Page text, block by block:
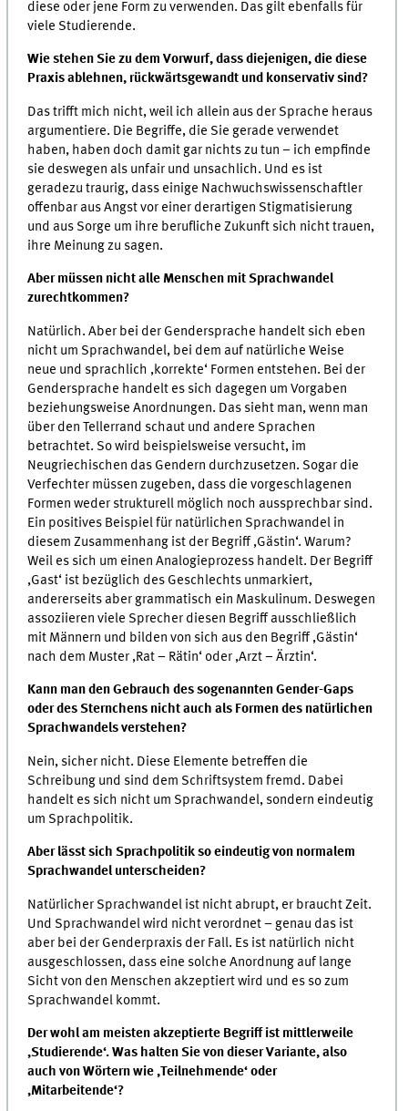
diese oder jene Form zu verwenden. Das gilt ebenfalls für
viele Studierende.
Wie stehen Sie zu dem Vorwurf, dass diejenigen, die diese
Praxis ablehnen, rückwärtsgewandt und konservativ sind?
Das trifft mich nicht, weil ich allein aus der Sprache heraus
argumentiere. Die Begriffe, die Sie gerade verwendet
haben, haben doch damit gar nichts zu tun – ich empfinde
sie deswegen als unfair und unsachlich. Und es ist
geradezu traurig, dass einige Nachwuchswissenschaftler
offenbar aus Angst vor einer derartigen Stigmatisierung
und aus Sorge um ihre berufliche Zukunft sich nicht trauen,
ihre Meinung zu sagen.
Aber müssen nicht alle Menschen mit Sprachwandel
zurechtkommen?
Natürlich. Aber bei der Gendersprache handelt sich eben
nicht um Sprachwandel, bei dem auf natürliche Weise
neue und sprachlich ,korrekte‘ Formen entstehen. Bei der
Gendersprache handelt es sich dagegen um Vorgaben
beziehungsweise Anordnungen. Das sieht man, wenn man
über den Tellerrand schaut und andere Sprachen
betrachtet. So wird beispielsweise versucht, im
Neugriechischen das Gendern durchzusetzen. Sogar die
Verfechter müssen zugeben, dass die vorgeschlagenen
Formen weder strukturell möglich noch aussprechbar sind.
Ein positives Beispiel für natürlichen Sprachwandel in
diesem Zusammenhang ist der Begriff ,Gästin‘. Warum?
Weil es sich um einen Analogieprozess handelt. Der Begriff
,Gast‘ ist bezüglich des Geschlechts unmarkiert,
andererseits aber grammatisch ein Maskulinum. Deswegen
assoziieren viele Sprecher diesen Begriff ausschließlich
mit Männern und bilden von sich aus den Begriff ,Gästin‘
nach dem Muster ,Rat – Rätin‘ oder ,Arzt – Ärztin‘.
Kann man den Gebrauch des sogenannten Gender-Gaps
oder des Sternchens nicht auch als Formen des natürlichen
Sprachwandels verstehen?
Nein, sicher nicht. Diese Elemente betreffen die
Schreibung und sind dem Schriftsystem fremd. Dabei
handelt es sich nicht um Sprachwandel, sondern eindeutig
um Sprachpolitik.
Aber lässt sich Sprachpolitik so eindeutig von normalem
Sprachwandel unterscheiden?
Natürlicher Sprachwandel ist nicht abrupt, er braucht Zeit.
Und Sprachwandel wird nicht verordnet – genau das ist
aber bei der Genderpraxis der Fall. Es ist natürlich nicht
ausgeschlossen, dass eine solche Anordnung auf lange
Sicht von den Menschen akzeptiert wird und es so zum
Sprachwandel kommt.
Der wohl am meisten akzeptierte Begriff ist mittlerweile
,Studierende‘. Was halten Sie von dieser Variante, also
auch von Wörtern wie ,Teilnehmende‘ oder
,Mitarbeitende‘?